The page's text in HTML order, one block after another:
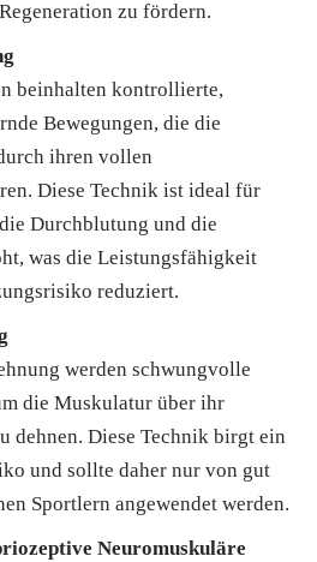
zu fördern.
beinhalten kontrollierte,
Bewegungen, die die
ihren vollen
Diese Technik ist ideal für
Durchblutung und die
was die Leistungsfähigkeit
reduziert.
werden schwungvolle
die Muskulatur über ihr
dehnen. Diese Technik birgt ein
und sollte daher nur von gut
Sportlern angewendet werden.
Neuromuskuläre